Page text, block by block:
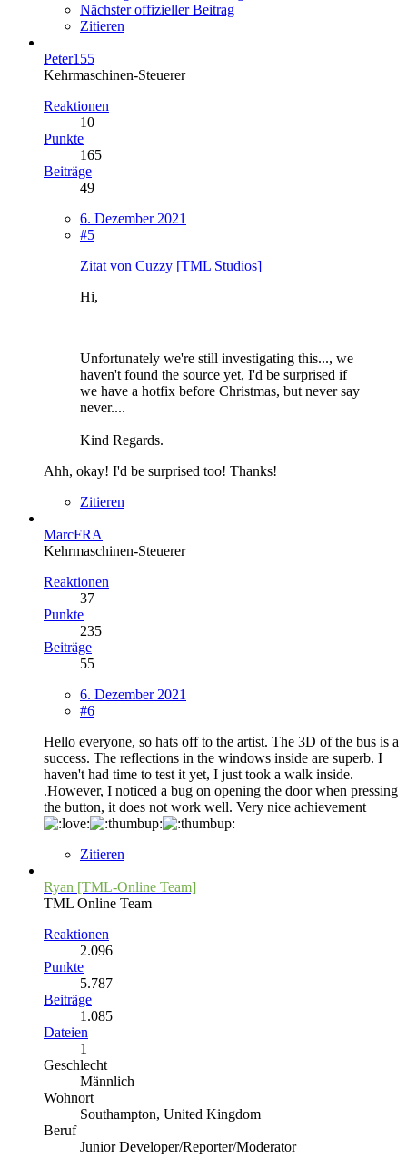
Nächster offizieller Beitrag
Zitieren
Peter155
Kehrmaschinen-Steuerer
Reaktionen
10
Punkte
165
Beiträge
49
6. Dezember 2021
#5
Zitat von Cuzzy [TML Studios]
Hi,
Unfortunately we're still investigating this..., we
haven't found the source yet, I'd be surprised if
we have a hotfix before Christmas, but never say
never....
Kind Regards.
Ahh, okay! I'd be surprised too! Thanks!
Zitieren
MarcFRA
Kehrmaschinen-Steuerer
Reaktionen
37
Punkte
235
Beiträge
55
6. Dezember 2021
#6
Hello everyone, so hats off to the artist. The 3D of the bus is a
success. The reflections in the windows inside are superb. I
haven't had time to test it yet, I just took a walk inside.
.However, I noticed a bug on opening the door when pressing
the button, it does not work well. Very nice achievement
Zitieren
Ryan [TML-Online Team]
TML Online Team
Reaktionen
2.096
Punkte
5.787
Beiträge
1.085
Dateien
1
Geschlecht
Männlich
Wohnort
Southampton, United Kingdom
Beruf
Junior Developer/Reporter/Moderator